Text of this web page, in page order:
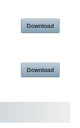
Download
Download